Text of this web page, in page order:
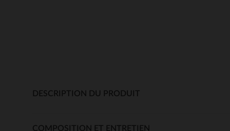
DESCRIPTION DU PRODUIT
COMPOSITION ET ENTRETIEN